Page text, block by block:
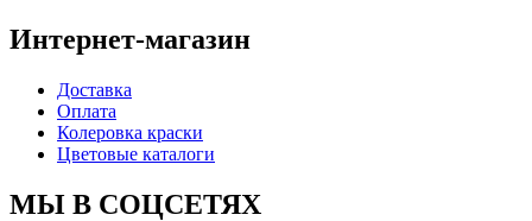
Интернет-магазин
Доставка
Оплата
Колеровка краски
Цветовые каталоги
МЫ В СОЦСЕТЯХ